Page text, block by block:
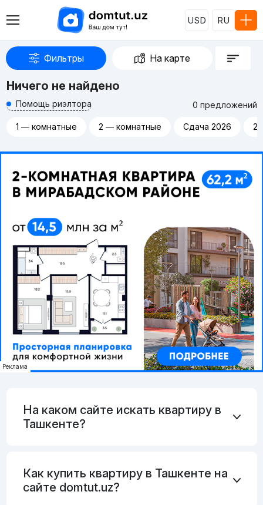
USD RU
Фильтры На карте
Ничего не найдено
0 предложений
Помощь риэлтора
1 — комнатные 2 — комнатные Сдача 2026
Реклама
На каком сайте искать квартиру в
Ташкенте?
Как купить квартиру в Ташкенте на
сайте domtut.uz?